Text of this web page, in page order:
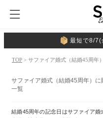
最短で8/7(
TOP > サファイア婚式（結婚45周年
サファイア婚式（結婚45周年）に
一覧
結婚45周年の記念日はサファイア